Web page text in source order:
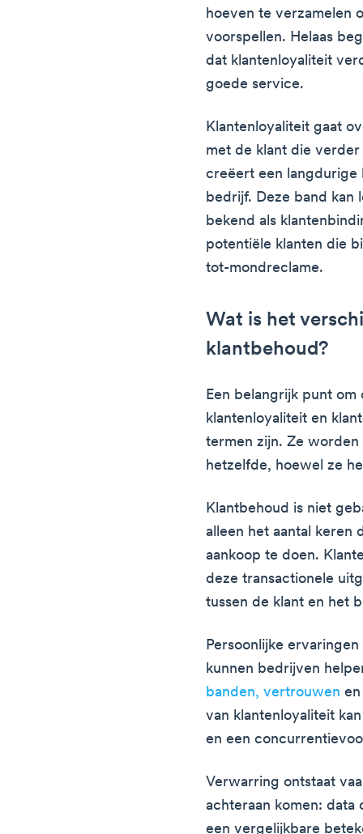
hoeven te verzamelen
voorspellen. Helaas
dat klantenloyaliteit
goede service.
Klantenloyaliteit gaat
met de klant die
creëert een langdurige
bedrijf. Deze band kan
bekend als
potentiële klanten die
tot-mondreclame.
Wat is het
klantbehoud?
Een belangrijk punt
klantenloyaliteit en
termen zijn. Ze
hetzelfde, hoewel ze
Klantbehoud is niet
alleen het aantal keren
aankoop te doen.
deze transactionele
tussen de klant en het
Persoonlijke
kunnen bedrijven
banden, vertrouwen
van klantenloyaliteit
en een
Verwarring ontstaat
achteraan komen: data
een vergelijkbare